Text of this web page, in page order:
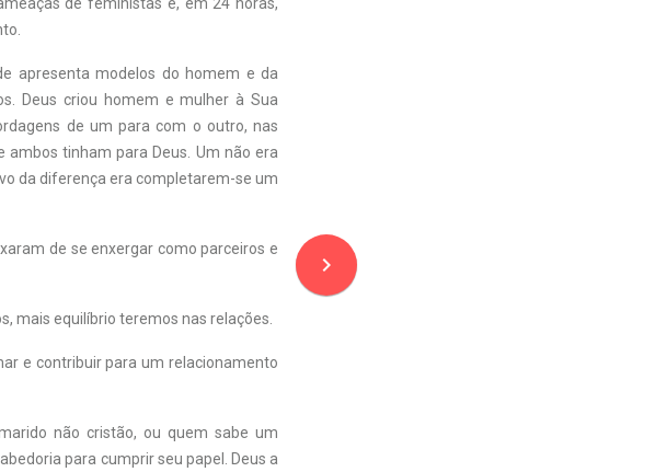
apresenta modelos do homem e da
Deus criou homem e mulher à Sua
de um para com o outro, nas
ambos tinham para Deus. Um não era
da diferença era completarem-se um
de se enxergar como parceiros e
mais equilíbrio teremos nas relações.
e contribuir para um relacionamento
não cristão, ou quem sabe um
para cumprir seu papel. Deus a
navigate_next